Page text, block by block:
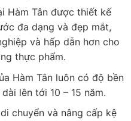
Hàm Tân được thiết kế
đa dạng và đẹp mắt,
và hấp dẫn hơn cho
thực phẩm.
Hàm Tân luôn có độ bền
lên tới 10 – 15 năm.
chuyển và nâng cấp kệ